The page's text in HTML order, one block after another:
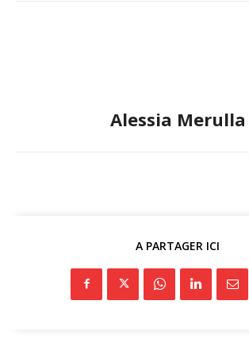
Alessia Merulla
A PARTAGER ICI